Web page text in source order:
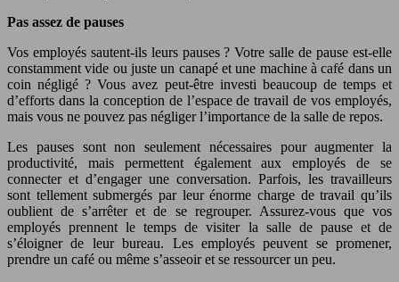
Pas assez de pauses
Vos employés sautent-ils leurs pauses ? Votre salle de pause est-elle
constamment vide ou juste un canapé et une machine à café dans un
coin négligé ? Vous avez peut-être investi beaucoup de temps et
d’efforts dans la conception de l’espace de travail de vos employés,
mais vous ne pouvez pas négliger l’importance de la salle de repos.
Les pauses sont non seulement nécessaires pour augmenter la
productivité, mais permettent également aux employés de se
connecter et d’engager une conversation. Parfois, les travailleurs
sont tellement submergés par leur énorme charge de travail qu’ils
oublient de s’arrêter et de se regrouper. Assurez-vous que vos
employés prennent le temps de visiter la salle de pause et de
s’éloigner de leur bureau. Les employés peuvent se promener,
prendre un café ou même s’asseoir et se ressourcer un peu.